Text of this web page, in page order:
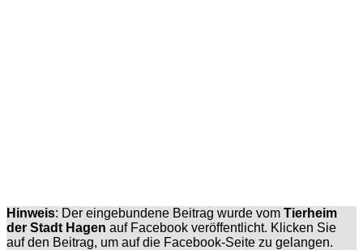
Hinweis: Der eingebundene Beitrag wurde vom Tierheim
der Stadt Hagen auf Facebook veröffentlicht. Klicken Sie
auf den Beitrag, um auf die Facebook-Seite zu gelangen.